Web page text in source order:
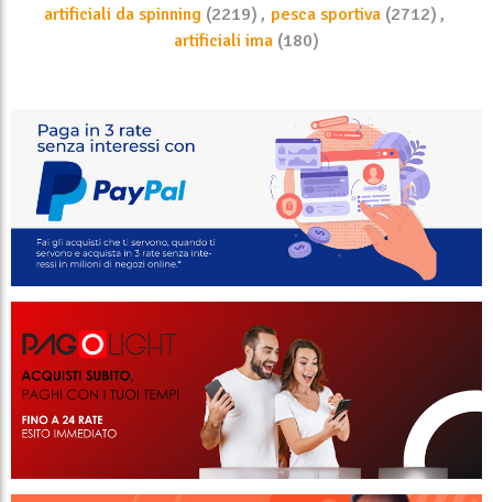
artificiali da spinning (2219) , pesca sportiva (2712) ,
artificiali ima (180)